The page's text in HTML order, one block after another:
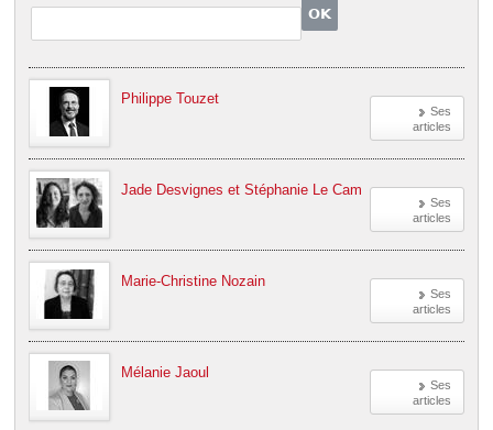
Ses
articles
Philippe Touzet
Ses
articles
Jade Desvignes et Stéphanie Le Cam
Ses
articles
Marie-Christine Nozain
Ses
articles
Mélanie Jaoul